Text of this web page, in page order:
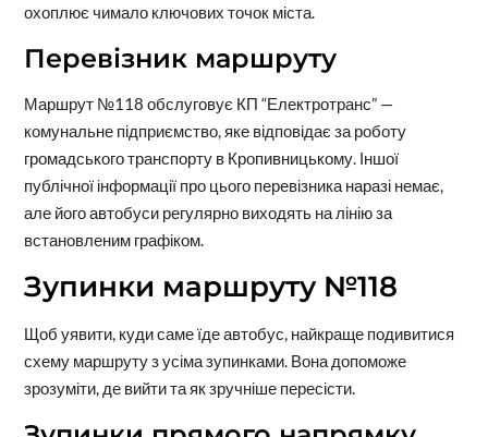
охоплює чимало ключових точок міста.
Перевізник маршруту
Маршрут №118 обслуговує КП “Електротранс” —
комунальне підприємство, яке відповідає за роботу
громадського транспорту в Кропивницькому. Іншої
публічної інформації про цього перевізника наразі немає,
але його автобуси регулярно виходять на лінію за
встановленим графіком.
Зупинки маршруту №118
Щоб уявити, куди саме їде автобус, найкраще подивитися
схему маршруту з усіма зупинками. Вона допоможе
зрозуміти, де вийти та як зручніше пересісти.